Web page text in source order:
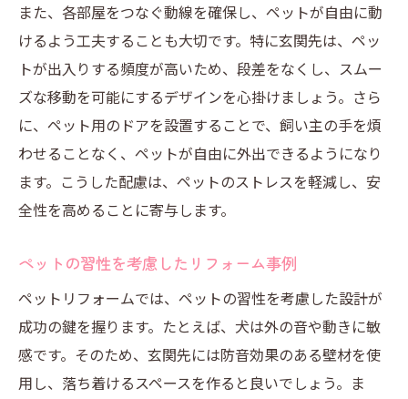
飼い主の生活にも影響を与えるリフォーム
ペットのためのリフォームが社会に与える
影響
生活の質を向上させるリフォーム事例
愛犬が安心して通れる玄関先のペットリフォー
ム術
安心を提供するためのリフォームテクニッ
ペットの行動に配慮した玄関先設計
愛犬がリラックスできる空間づくり
玄関先リフォームで得られるペットの健康
効果
愛犬のための玄関先リフォームの実例紹介
また、各部屋をつなぐ動線を確保し、ペットが自由に動
けるよう工夫することも大切です。特に玄関先は、ペッ
トが出入りする頻度が高いため、段差をなくし、スムー
ズな移動を可能にするデザインを心掛けましょう。さら
に、ペット用のドアを設置することで、飼い主の手を煩
わせることなく、ペットが自由に外出できるようになり
ます。こうした配慮は、ペットのストレスを軽減し、安
全性を高めることに寄与します。
ペットの習性を考慮したリフォーム事例
ペットリフォームでは、ペットの習性を考慮した設計が
成功の鍵を握ります。たとえば、犬は外の音や動きに敏
感です。そのため、玄関先には防音効果のある壁材を使
用し、落ち着けるスペースを作ると良いでしょう。ま